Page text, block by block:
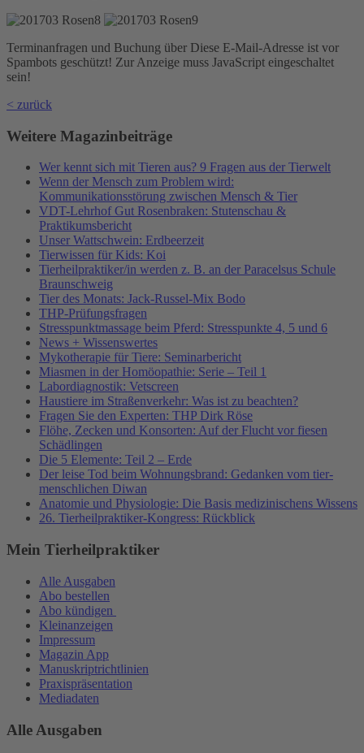
Terminanfragen und Buchung über Diese E-Mail-Adresse ist vor
Spambots geschützt! Zur Anzeige muss JavaScript eingeschaltet
sein!
< zurück
Weitere Magazinbeiträge
Wer kennt sich mit Tieren aus? 9 Fragen aus der Tierwelt
Wenn der Mensch zum Problem wird:
Kommunikationsstörung zwischen Mensch & Tier
VDT-Lehrhof Gut Rosenbraken: Stutenschau &
Praktikumsbericht
Unser Wattschwein: Erdbeerzeit
Tierwissen für Kids: Koi
Tierheilpraktiker/in werden z. B. an der Paracelsus Schule
Braunschweig
Tier des Monats: Jack-Russel-Mix Bodo
THP-Prüfungsfragen
Stresspunktmassage beim Pferd: Stresspunkte 4, 5 und 6
News + Wissenswertes
Mykotherapie für Tiere: Seminarbericht
Miasmen in der Homöopathie: Serie – Teil 1
Labordiagnostik: Vetscreen
Haustiere im Straßenverkehr: Was ist zu beachten?
Fragen Sie den Experten: THP Dirk Röse
Flöhe, Zecken und Konsorten: Auf der Flucht vor fiesen
Schädlingen
Die 5 Elemente: Teil 2 – Erde
Der leise Tod beim Wohnungsbrand: Gedanken vom tier-
menschlichen Diwan
Anatomie und Physiologie: Die Basis medizinischens Wissens
26. Tierheilpraktiker-Kongress: Rückblick
Mein Tierheilpraktiker
Alle Ausgaben
Abo bestellen
Abo kündigen
Kleinanzeigen
Impressum
Magazin App
Manuskriptrichtlinien
Praxispräsentation
Mediadaten
Alle Ausgaben